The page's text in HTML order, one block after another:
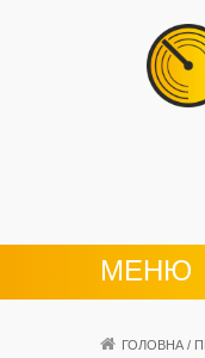
МЕНЮ
ГОЛОВНА /